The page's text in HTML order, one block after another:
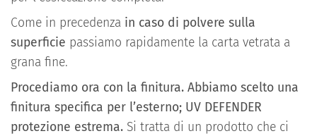
Come in precedenza in caso di polvere sulla
superficie passiamo rapidamente la carta vetrata a
grana fine.
Procediamo ora con la finitura. Abbiamo scelto una
finitura specifica per l’esterno; UV DEFENDER
protezione estrema. Si tratta di un prodotto che ci